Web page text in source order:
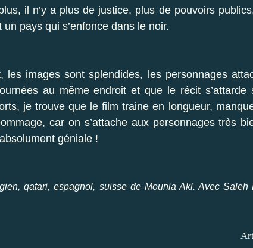
il n’y a plus de justice, plus de pouvoirs
un pays qui s’enfonce dans le noir.
les images sont splendides, les personnages
au même endroit et que le récit s’attarde
je trouve que le film traine en longueur,
car on s’attache aux personnages très
géniale !
qatari, espagnol, suisse de Mounia Akl. Avec Saleh